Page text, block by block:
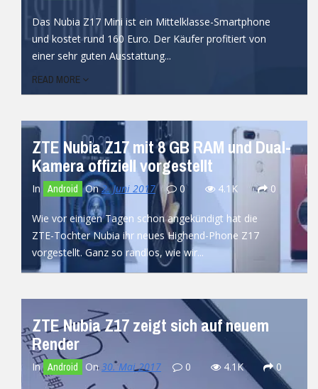
Das Nubia Z17 Mini ist ein Mittelklasse-Smartphone
und kostet rund 160 Euro. Der Käufer profitiert von
einer sehr guten Ausstattung...
READ MORE
ZTE Nubia Z17 mit 8 GB RAM und Dual-
Kamera offiziell vorgestellt
In Android On2. Juni 2017 0 4.1K 0
Wie vor einigen Tagen schon angekündigt hat die
ZTE-Tochter Nubia ihr neues Highend-Phone Z17
vorgestellt. Ganz so randlos, wie wir...
READ MORE
ZTE Nubia Z17 zeigt sich auf neuem
Render
In Android On30. Mai 2017 0 4.1K 0